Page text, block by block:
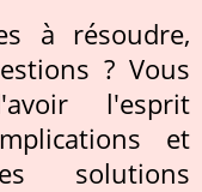
à résoudre,
? Vous
l'esprit
et
solutions